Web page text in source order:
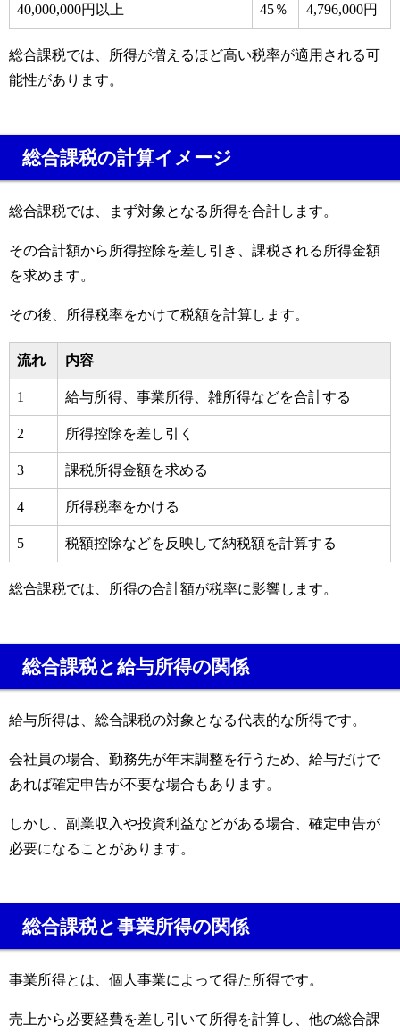
40,000,000円以上 45％ 4,796,000円
総合課税では、所得が増えるほど高い税率が適用される可
能性があります。
総合課税の計算イメージ
総合課税では、まず対象となる所得を合計します。
その合計額から所得控除を差し引き、課税される所得金額
を求めます。
その後、所得税率をかけて税額を計算します。
流れ 内容
1 給与所得、事業所得、雑所得などを合計する
2 所得控除を差し引く
3 課税所得金額を求める
4 所得税率をかける
5 税額控除などを反映して納税額を計算する
総合課税では、所得の合計額が税率に影響します。
総合課税と給与所得の関係
給与所得は、総合課税の対象となる代表的な所得です。
会社員の場合、勤務先が年末調整を行うため、給与だけで
あれば確定申告が不要な場合もあります。
しかし、副業収入や投資利益などがある場合、確定申告が
必要になることがあります。
総合課税と事業所得の関係
事業所得とは、個人事業によって得た所得です。
売上から必要経費を差し引いて所得を計算し、他の総合課